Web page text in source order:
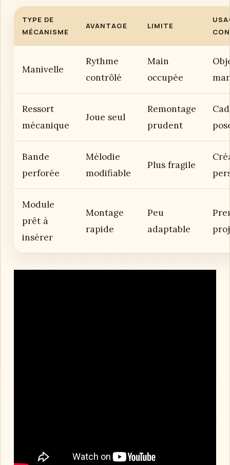
TYPE DE
MÉCANISME
AVANTAGE LIMITE
Manivelle
Rythme
contrôlé
Main
occupée
Ressort
mécanique
Joue seul
Remontage
prudent
Bande
perforée
Mélodie
modifiable
Plus fragile
Module
prêt à
insérer
Montage
rapide
Peu
adaptable